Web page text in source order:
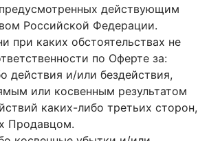
действующим
Российской Федерации.
при каких обстоятельствах не
по Оферте за:
действия и/или бездействия,
или косвенным результатом
каких-либо третьих сторон,
Продавцом.